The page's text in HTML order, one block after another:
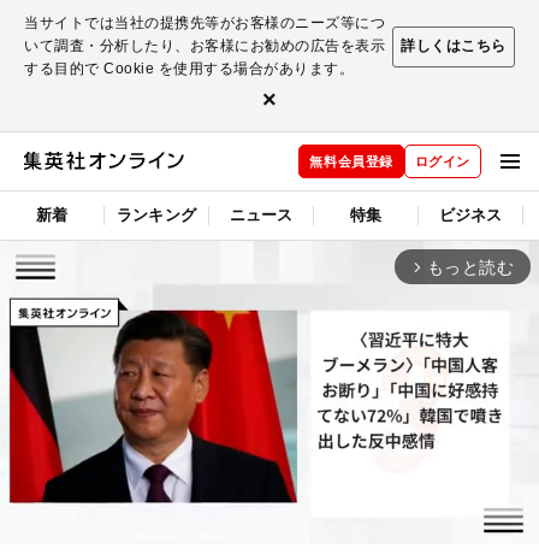
当サイトでは当社の提携先等がお客様のニーズ等につ
いて調査・分析したり、お客様にお勧めの広告を表示
する目的で Cookie を使用する場合があります。
詳しくはこちら
×
無料会員登録 ログイン
新着 ランキング ニュース 特集 ビジネス
arrow_forward_ios もっと読む